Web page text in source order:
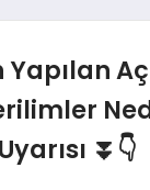
Yapılan
⏬👇